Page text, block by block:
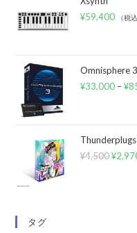
¥59,400 （税込
Omnisphere 3
¥33,000 –¥
¥4,500 ¥
タグ